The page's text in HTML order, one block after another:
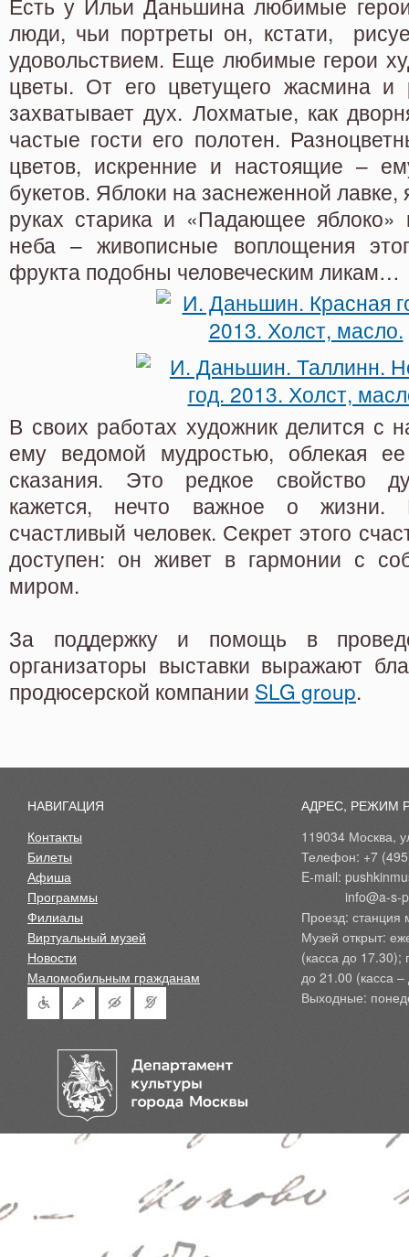
люди, чьи портреты он, кстати,
удовольствием. Еще любимые герои
цветы. От его цветущего жасмина и
захватывает дух. Лохматые, как
частые гости его полотен.
цветов, искренние и настоящие –
букетов. Яблоки на заснеженной лавке,
руках старика и «Падающее яблоко»
неба – живописные воплощения
фрукта подобны человеческим ликам…
В своих работах художник делится с
ему ведомой мудростью, облекая
сказания. Это редкое свойство
кажется, нечто важное о
счастливый человек. Секрет этого
доступен: он живет в гармонии с
миром.
За поддержку и помощь в
организаторы выставки выражают
продюсерской компании SLG group.
НАВИГАЦИЯ
Контакты
Билеты
Афиша
Программы
Филиалы
Виртуальный музей
Новости
Маломобильным гражданам
АДРЕС, РЕЖИМ
119034 Москва,
Телефон: +7
E-mail:
Проезд: станция
Музей открыт:
(касса до 17.30);
до 21.00 (касса
Выходные: